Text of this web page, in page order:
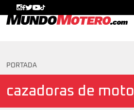
PORTADA
cazadoras de moto